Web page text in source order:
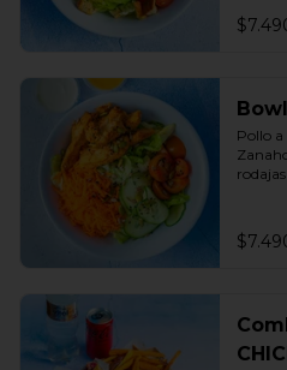
Pollo